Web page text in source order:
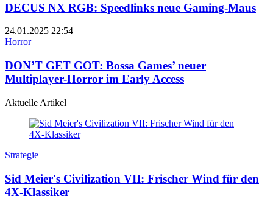
DECUS NX RGB: Speedlinks neue Gaming-Maus
24.01.2025 22:54
Horror
DON’T GET GOT: Bossa Games’ neuer
Multiplayer-Horror im Early Access
Aktuelle Artikel
Strategie
Sid Meier's Civilization VII: Frischer Wind für den
4X-Klassiker